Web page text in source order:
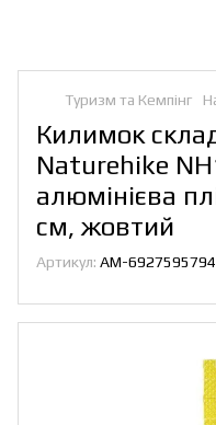
Туризм та Кемпінг
Килимок
Naturehike
алюмінієва
см, жовтий
Артикул: AM-